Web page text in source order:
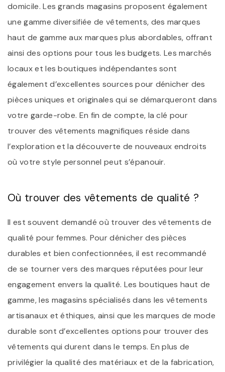
domicile. Les grands magasins proposent également
une gamme diversifiée de vêtements, des marques
haut de gamme aux marques plus abordables, offrant
ainsi des options pour tous les budgets. Les marchés
locaux et les boutiques indépendantes sont
également d’excellentes sources pour dénicher des
pièces uniques et originales qui se démarqueront dans
votre garde-robe. En fin de compte, la clé pour
trouver des vêtements magnifiques réside dans
l’exploration et la découverte de nouveaux endroits
où votre style personnel peut s’épanouir.
Où trouver des vêtements de qualité ?
Il est souvent demandé où trouver des vêtements de
qualité pour femmes. Pour dénicher des pièces
durables et bien confectionnées, il est recommandé
de se tourner vers des marques réputées pour leur
engagement envers la qualité. Les boutiques haut de
gamme, les magasins spécialisés dans les vêtements
artisanaux et éthiques, ainsi que les marques de mode
durable sont d’excellentes options pour trouver des
vêtements qui durent dans le temps. En plus de
privilégier la qualité des matériaux et de la fabrication,